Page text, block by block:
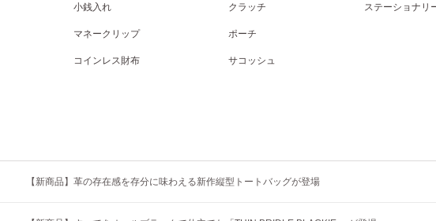
小銭入れ
マネークリップ
コインレス財布
クラッチ
ポーチ
サコッシュ
ステーショナリ
【新商品】革の存在感を存分に味わえる新作縦型トートバッグが登場